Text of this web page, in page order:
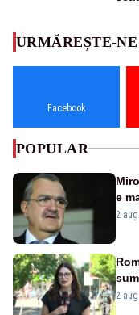
URMĂREȘTE-NE
Facebook
POPULAR
e
țipă
2
2